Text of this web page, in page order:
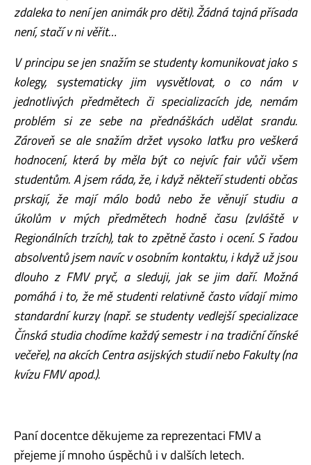
zdaleka to není jen animák pro děti). Žádná tajná přísada
není, stačí v ni věřit…
V principu se jen snažím se studenty komunikovat jako s
kolegy, systematicky jim vysvětlovat, o co nám v
jednotlivých předmětech či specializacích jde, nemám
problém si ze sebe na přednáškách udělat srandu.
Zároveň se ale snažím držet vysoko laťku pro veškerá
hodnocení, která by měla být co nejvíc fair vůči všem
studentům. A jsem ráda, že, i když někteří studenti občas
prskají, že mají málo bodů nebo že věnují studiu a
úkolům v mých předmětech hodně času (zvláště v
Regionálních trzích), tak to zpětně často i ocení. S řadou
absolventů jsem navíc v osobním kontaktu, i když už jsou
dlouho z FMV pryč, a sleduji, jak se jim daří. Možná
pomáhá i to, že mě studenti relativně často vídají mimo
standardní kurzy (např. se studenty vedlejší specializace
Čínská studia chodíme každý semestr i na tradiční čínské
večeře), na akcích Centra asijských studií nebo Fakulty (na
kvízu FMV apod.).
Paní docentce děkujeme za reprezentaci FMV a
přejeme jí mnoho úspěchů i v dalších letech.